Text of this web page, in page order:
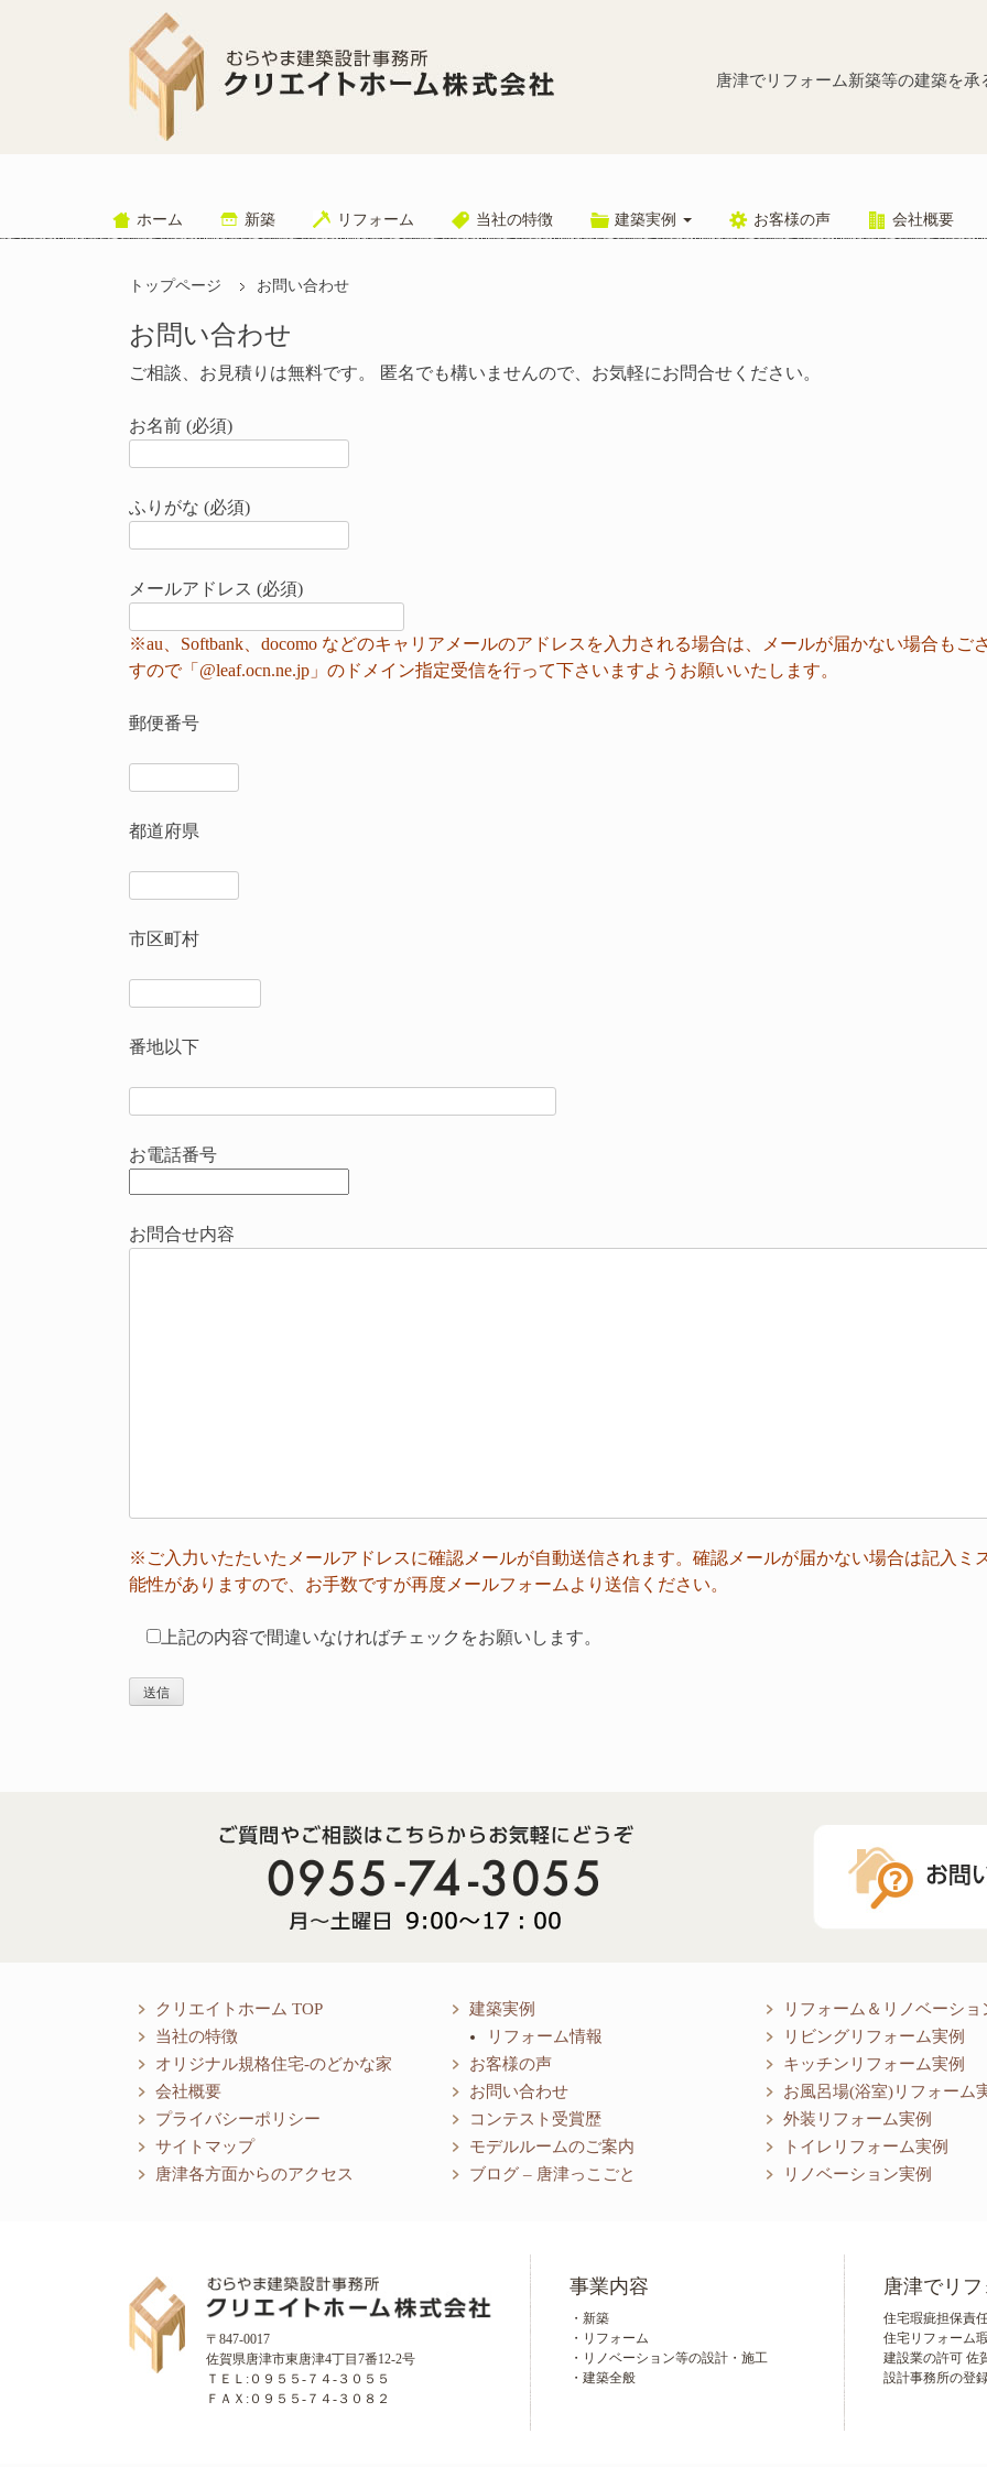
唐津でリフォーム新築等の建築を承
ホーム 新築 リフォーム 当社の特徴 建築実例 お客様の声 会社概要
トップページ お問い合わせ
お問い合わせ
ご相談、お見積りは無料です。 匿名でも構いませんので、お気軽にお問合せください。
お名前 (必須)
ふりがな (必須)
メールアドレス (必須)
※au、Softbank、docomo などのキャリアメールのアドレスを入力される場合は、メールが届かない場合もご
すので「@leaf.ocn.ne.jp」のドメイン指定受信を行って下さいますようお願いいたします。
郵便番号
都道府県
市区町村
番地以下
お電話番号
お問合せ内容
※ご入力いたたいたメールアドレスに確認メールが自動送信されます。確認メールが届かない場合は記入ミ
能性がありますので、お手数ですが再度メールフォームより送信ください。
上記の内容で間違いなければチェックをお願いします。
クリエイトホーム TOP
当社の特徴
オリジナル規格住宅-のどかな家
会社概要
プライバシーポリシー
サイトマップ
唐津各方面からのアクセス
建築実例
リフォーム情報
お客様の声
お問い合わせ
コンテスト受賞歴
モデルルームのご案内
ブログ – 唐津っこごと
リフォーム＆リノベーショ
リビングリフォーム実例
キッチンリフォーム実例
お風呂場(浴室)リフォーム
外装リフォーム実例
トイレリフォーム実例
リノベーション実例
〒847-0017
佐賀県唐津市東唐津4丁目7番12-2号
ＴＥＬ:０９５５-７４-３０５５
ＦＡＸ:０９５５-７４-３０８２
事業内容
・新築
・リフォーム
・リノベーション等の設計・施工
・建築全般
唐津でリ
住宅瑕疵担保責
住宅リフォーム
建設業の許可 佐
設計事務所の登